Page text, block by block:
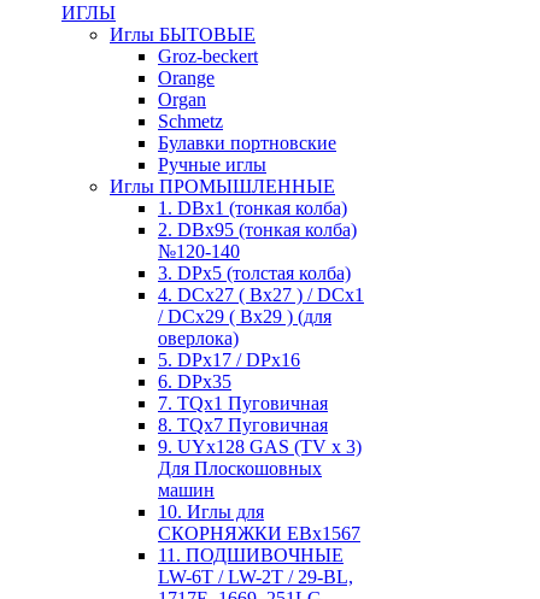
ИГЛЫ
Иглы БЫТОВЫЕ
Groz-beckert
Orange
Organ
Schmetz
Булавки портновские
Ручные иглы
Иглы ПРОМЫШЛЕННЫЕ
1. DBx1 (тонкая колба)
2. DBx95 (тонкая колба)
№120-140
3. DPx5 (толстая колба)
4. DCx27 ( Bx27 ) / DCx1
/ DCx29 ( Bx29 ) (для
оверлока)
5. DPx17 / DPx16
6. DPx35
7. TQx1 Пуговичная
8. TQx7 Пуговичная
9. UYx128 GAS (TV x 3)
Для Плоскошовных
машин
10. Иглы для
СКОРНЯЖКИ EBx1567
11. ПОДШИВОЧНЫЕ
LW-6T / LW-2T / 29-BL,